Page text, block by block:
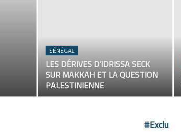
SÉNÉGAL
LES DÉRIVES D’IDRISSA SECK
SUR MAKKAH ET LA QUESTION
PALESTINIENNE
#Exclu